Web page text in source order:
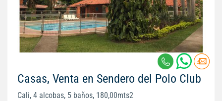
Casas, Venta en Sendero del Polo Club
Cali, 4 alcobas, 5 baños, 180,00mts2